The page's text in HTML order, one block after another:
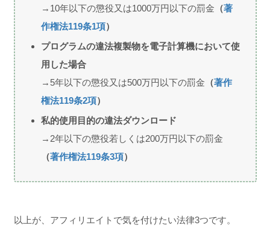
→10年以下の懲役又は1000万円以下の罰金 （著
作権法119条1項）
プログラムの違法複製物を電子計算機において使
用した場合
→5年以下の懲役又は500万円以下の罰金 （著作
権法119条2項）
私的使用目的の違法ダウンロード
→2年以下の懲役若しくは200万円以下の罰金
（著作権法119条3項）
以上が、アフィリエイトで気を付けたい法律3つです。